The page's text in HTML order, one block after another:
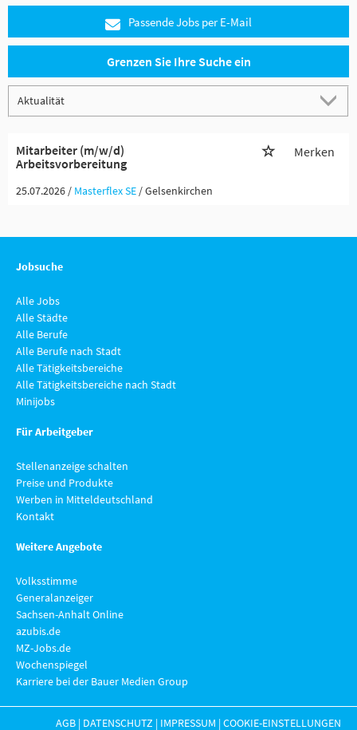
Passende Jobs per E-Mail
Grenzen Sie Ihre Suche ein
Mitarbeiter (m/w/d)
Arbeitsvorbereitung
Merken
25.07.2026 / Masterflex SE / Gelsenkirchen
Jobsuche
Alle Jobs
Alle Städte
Alle Berufe
Alle Berufe nach Stadt
Alle Tätigkeitsbereiche
Alle Tätigkeitsbereiche nach Stadt
Minijobs
Für Arbeitgeber
Stellenanzeige schalten
Preise und Produkte
Werben in Mitteldeutschland
Kontakt
Weitere Angebote
Volksstimme
Generalanzeiger
Sachsen-Anhalt Online
azubis.de
MZ-Jobs.de
Wochenspiegel
Karriere bei der Bauer Medien Group
AGB | DATENSCHUTZ | IMPRESSUM |COOKIE-EINSTELLUNGEN